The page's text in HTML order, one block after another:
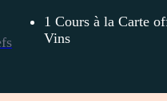
1 Cours à la Carte
Vins